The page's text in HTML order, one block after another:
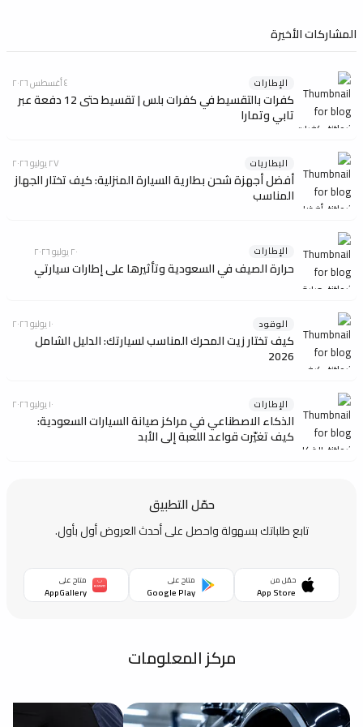
المشاركات الأخيرة
الإطارات ٤ أغسطس ٢٠٢٦
كفرات بالتقسيط في كفرات بلس | تقسيط حتى 12 دفعة عبر
تابي وتمارا
البطاريات ٢٧ يوليو ٢٠٢٦
أفضل أجهزة شحن بطارية السيارة المنزلية: كيف تختار الجهاز
المناسب
الإطارات ٢٠ يوليو ٢٠٢٦
حرارة الصيف في السعودية وتأثيرها على إطارات سيارتي
الوقود ١٠ يوليو ٢٠٢٦
كيف تختار زيت المحرك المناسب لسيارتك: الدليل الشامل
2026
الإطارات ١٠ يوليو ٢٠٢٦
الذكاء الاصطناعي في مراكز صيانة السيارات السعودية:
كيف تغيّرت قواعد اللعبة إلى الأبد
حمّل التطبيق
تابع طلباتك بسهولة واحصل على أحدث العروض أول بأول.
حمّل من
App Store
متاح على
Google Play
متاح على
AppGallery
مركز المعلومات